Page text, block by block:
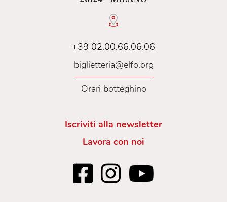
+39 02.00.66.06.06
biglietteria@elfo.org
Orari botteghino
Iscriviti alla newsletter
Lavora con noi